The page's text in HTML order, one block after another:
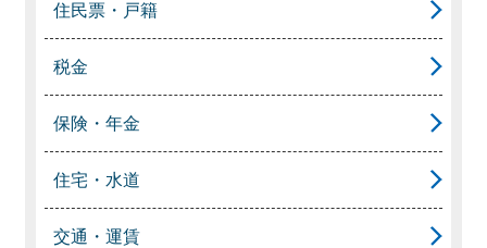
住民票・戸籍
税金
保険・年金
住宅・水道
交通・運賃